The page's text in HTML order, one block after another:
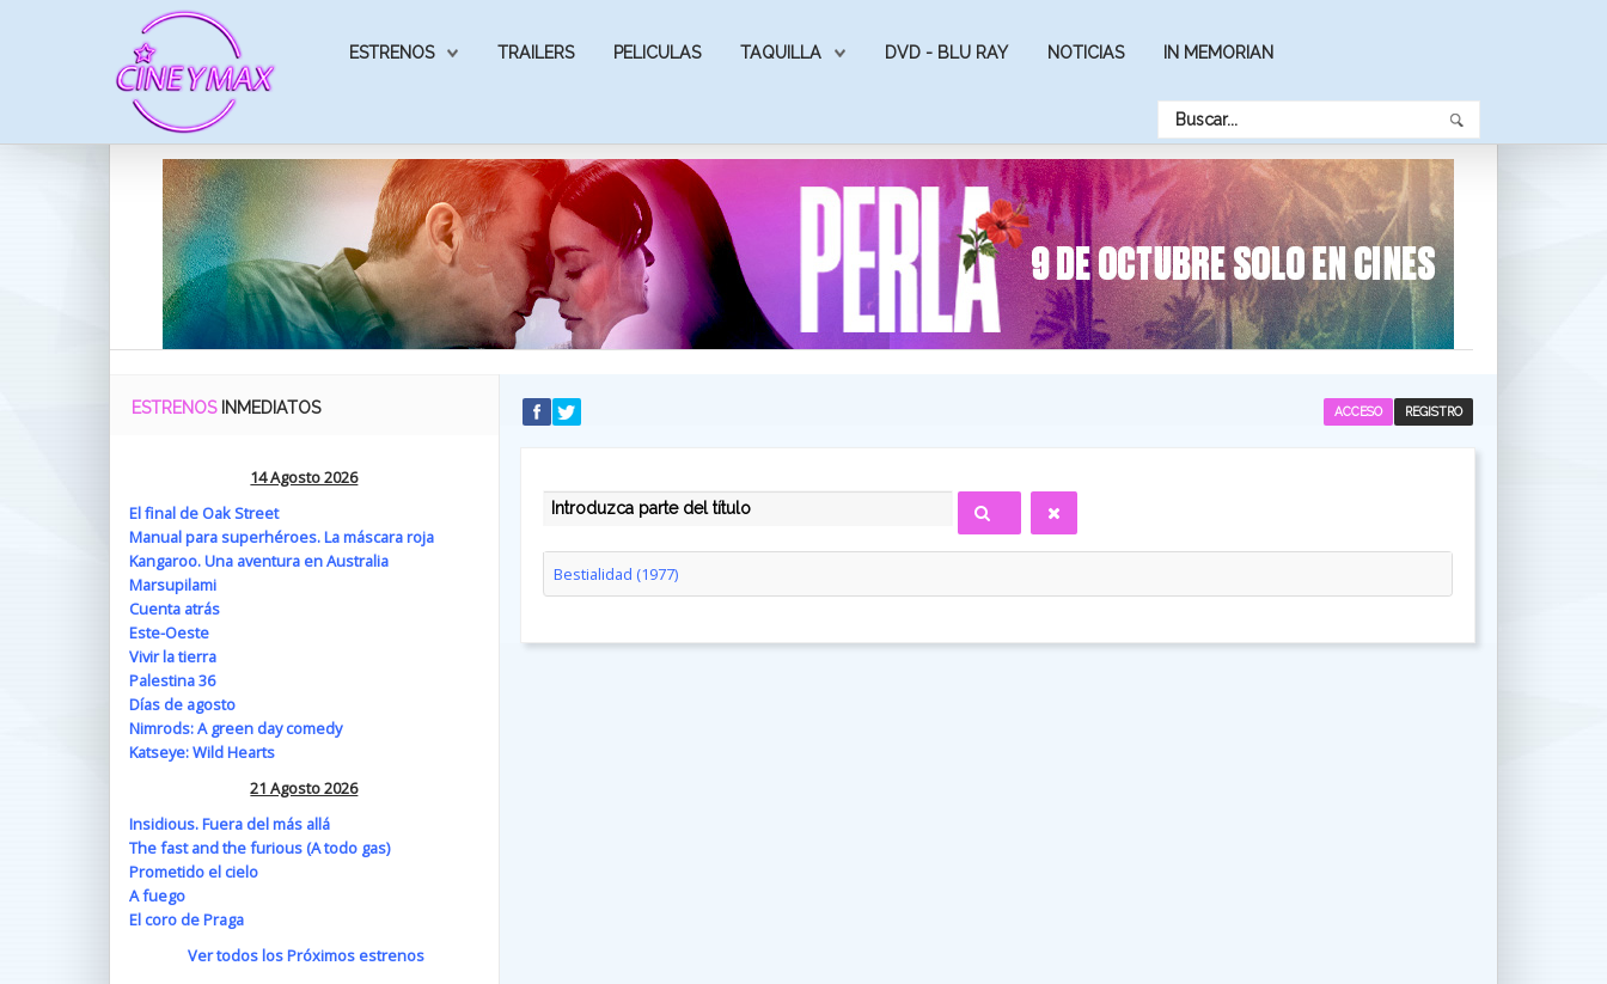
ESTRENOS TRAILERS PELICULAS TAQUILLA DVD - BLU RAY NOTICIAS IN MEMORIAN
REGISTRO
ACCESO
INTRODUZCA PARTE DEL TÍTULO
Bestialidad (1977)
ESTRENOS INMEDIATOS
14 Agosto 2026
El final de Oak Street
Manual para superhéroes. La máscara roja
Kangaroo. Una aventura en Australia
Marsupilami
Cuenta atrás
Este-Oeste
Vivir la tierra
Palestina 36
Días de agosto
Nimrods: A green day comedy
Katseye: Wild Hearts
21 Agosto 2026
Insidious. Fuera del más allá
The fast and the furious (A todo gas)
Prometido el cielo
A fuego
El coro de Praga
Ver todos los Próximos estrenos